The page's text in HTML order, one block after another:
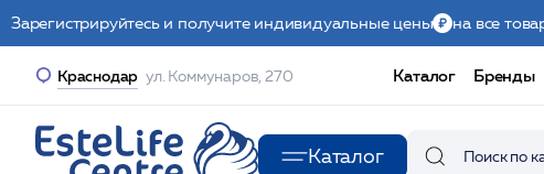
Зарегистрируйтесь и получите индивидуальные цены на все
Краснодар ул. Коммунаров, 270 Каталог Бренды
Каталог